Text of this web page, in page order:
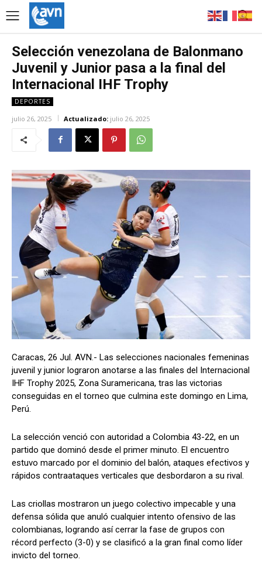
Selección venezolana de Balonmano
Juvenil y Junior pasa a la final del
Internacional IHF Trophy
DEPORTES
julio 26, 2025 Actualizado: julio 26, 2025
Caracas, 26 Jul. AVN.- Las selecciones nacionales femeninas
juvenil y junior lograron anotarse a las finales del Internacional
IHF Trophy 2025, Zona Suramericana, tras las victorias
conseguidas en el torneo que culmina este domingo en Lima,
Perú.
La selección venció con autoridad a Colombia 43-22, en un
partido que dominó desde el primer minuto. El encuentro
estuvo marcado por el dominio del balón, ataques efectivos y
rápidos contraataques verticales que desbordaron a su rival.
Las criollas mostraron un juego colectivo impecable y una
defensa sólida que anuló cualquier intento ofensivo de las
colombianas, logrando así cerrar la fase de grupos con
récord perfecto (3-0) y se clasificó a la gran final como líder
invicto del torneo.